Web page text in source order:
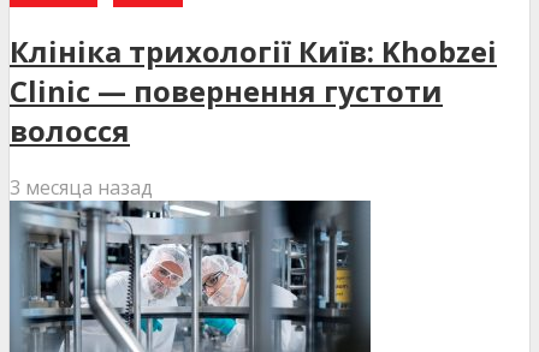
Клініка трихології Київ: Khobzei
Clinic — повернення густоти
волосся
3 месяца назад